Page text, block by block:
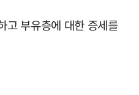
고 부유층에 대한 증세를